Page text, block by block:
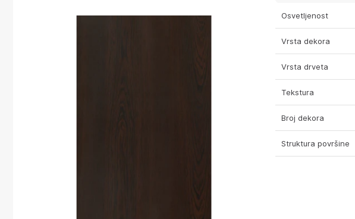
Osvetljenost
Vrsta dekora
Vrsta drveta
Tekstura
Broj dekora
Struktura površine